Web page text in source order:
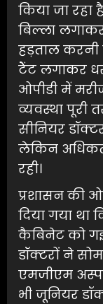
किया जा रहा
बिल्ला
हड़ताल करनी
टेेंट लगाकर
ओपीडी में
व्यवस्था पूरी
सीनियर
लेकिन
रही।
प्रशासन की
दिया गया
कैबिनेट को
डॉक्टरों ने
एमजीएम
भी जूनियर